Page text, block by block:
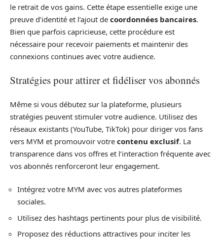
le retrait de vos gains. Cette étape essentielle exige une
preuve d’identité et l’ajout de coordonnées bancaires.
Bien que parfois capricieuse, cette procédure est
nécessaire pour recevoir paiements et maintenir des
connexions continues avec votre audience.
Stratégies pour attirer et fidéliser vos abonnés
Même si vous débutez sur la plateforme, plusieurs
stratégies peuvent stimuler votre audience. Utilisez des
réseaux existants (YouTube, TikTok) pour diriger vos fans
vers MYM et promouvoir votre contenu exclusif. La
transparence dans vos offres et l’interaction fréquente avec
vos abonnés renforceront leur engagement.
Intégrez votre MYM avec vos autres plateformes
sociales.
Utilisez des hashtags pertinents pour plus de visibilité.
Proposez des réductions attractives pour inciter les